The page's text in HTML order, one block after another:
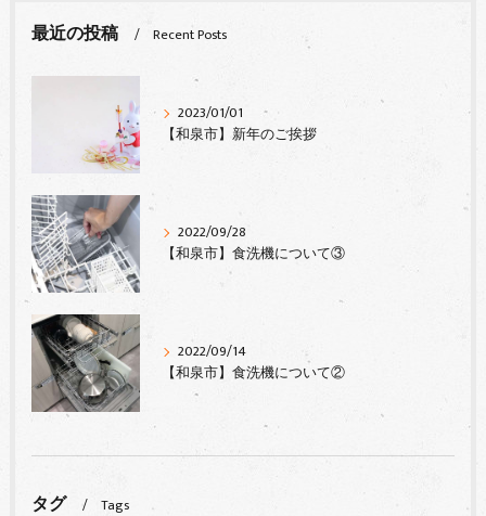
最近の投稿 Recent Posts
2023/01/01
【和泉市】新年のご挨拶
2022/09/28
【和泉市】食洗機について③
2022/09/14
【和泉市】食洗機について②
タグ Tags